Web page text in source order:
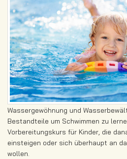
Wassergewöhnung und
Bestandteile um Schwimmen zu
Vorbereitungskurs für Kinder, die
einsteigen oder sich überhaupt an
wollen.